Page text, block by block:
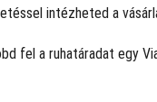
intézheted a
fel a ruhatáradat egy